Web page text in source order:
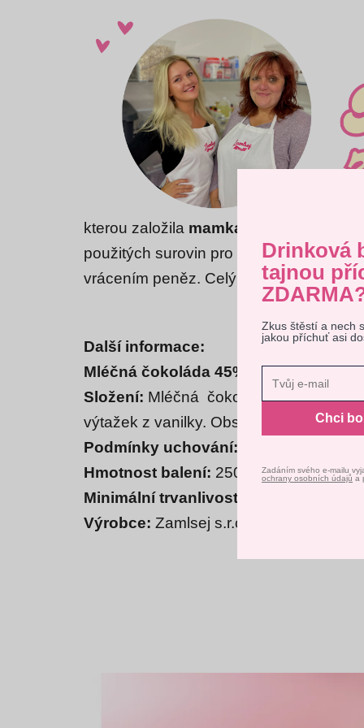
Tento
kterou založila mamka a dcera
v roce
použitých surovin pro výrobu, tak i
vrácením peněz. Celý příběh najdeš-
Další informace:
Mléčná čokoláda 45%
Složení: Mléčná čokoláda 34 %(cukr,
výtažek z vanilky. Obsah kakaové
Podmínky uchování:
Hmotnost balení: 250 g
Minimální trvanlivost:
Výrobce: Zamlsej s.r.o., Horní
Drinková
tajnou
Zkus štěstí a nech
jakou příchuť asi
Chci
Zadáním svého e-mailu
ochrany osobních údajů a